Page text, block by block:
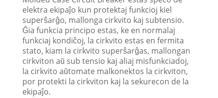
elektra ekipaĵo kun protektaj funkcioj kiel
superŝarĝo, mallonga cirkvito kaj subtensio.
Ĝia funkcia principo estas, ke en normalaj
funkciaj kondiĉoj, la cirkvito estas en fermita
stato, kiam la cirkvito superŝarĝas, mallongan
cirkviton aŭ sub tensio kaj aliaj misfunkciadoj,
la cirkvito aŭtomate malkonektos la cirkviton,
por protekti la cirkviton kaj la sekurecon de la
ekipaĵo.